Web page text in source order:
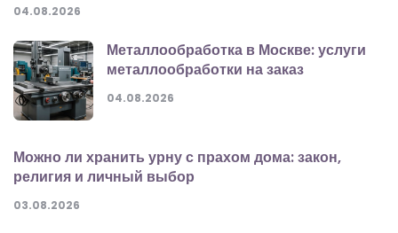
04.08.2026
Металлообработка в Москве: услуги
металлообработки на заказ
04.08.2026
Можно ли хранить урну с прахом дома: закон,
религия и личный выбор
03.08.2026